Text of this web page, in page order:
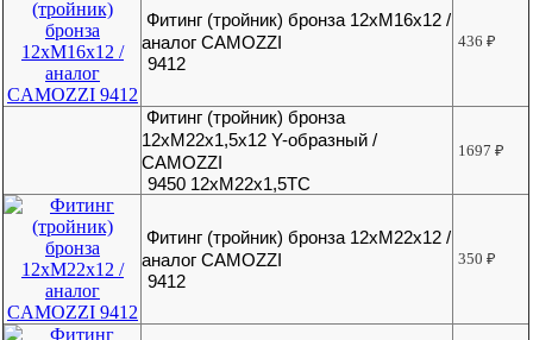
Фитинг (тройник) бронза 12хМ16х12 /
аналог CAMOZZI
9412
436₽
Фитинг (тройник) бронза
12хМ22х1,5х12 Y-образный /
CAMOZZI
9450 12хМ22х1,5ТС
1697₽
Фитинг (тройник) бронза 12хМ22х12 /
аналог CAMOZZI
9412
350₽